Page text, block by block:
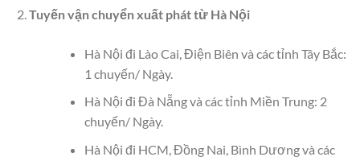
Tuyến vận chuyển xuất phát từ Hà Nội
Hà Nội đi Lào Cai, Điện Biên và các tỉnh Tây Bắc:
1 chuyến/ Ngày.
Hà Nội đi Đà Nẵng và các tỉnh Miền Trung: 2
chuyến/ Ngày.
Hà Nội đi HCM, Đồng Nai, Bình Dương và các